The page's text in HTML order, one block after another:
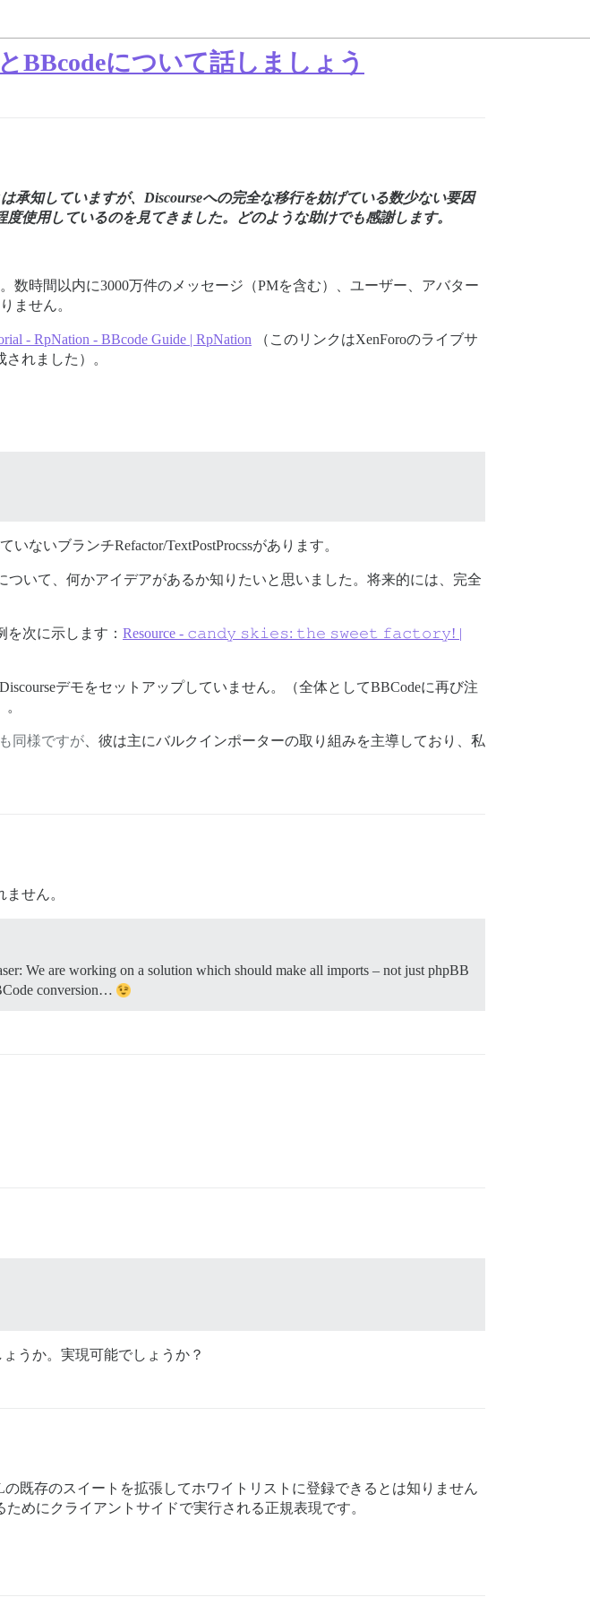
BBcodeについて話しましょう
承知していますが、Discourseへの完全な移行を妨げている数少ない要因
使用しているのを見てきました。どのような助けでも感謝します。
時間以内に3000万件のメッセージ（PMを含む）、ユーザー、アバター
ません。
- RpNation - BBcode Guide | RpNation （このリンクはXenForoのライブサ
れました）。
ないブランチRefactor/TextPostProcssがあります。
いて、何かアイデアがあるか知りたいと思いました。将来的には、完全
次に示します： Resource - 𝚌𝚊𝚗𝚍𝚢 𝚜𝚔𝚒𝚎𝚜: 𝚝𝚑𝚎 𝚜𝚠𝚎𝚎𝚝 𝚏𝚊𝚌𝚝𝚘𝚛𝚢! |
デモをセットアップしていません。（全体としてBBCodeに再び注
同様ですが 、彼は主にバルクインポーターの取り組みを主導しており、私
せん。
We are working on a solution which should make all imports – not just phpBB
conversion…
うか。実現可能でしょうか？
既存のスイートを拡張してホワイトリストに登録できるとは知りません
めにクライアントサイドで実行される正規表現です。